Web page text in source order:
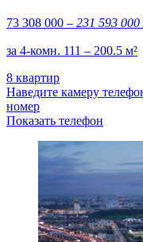
73 308 000 – 231 593 000
за 4-комн. 111 – 200.5 м²
8 квартир
Наведите камеру
номер
Показать телефон